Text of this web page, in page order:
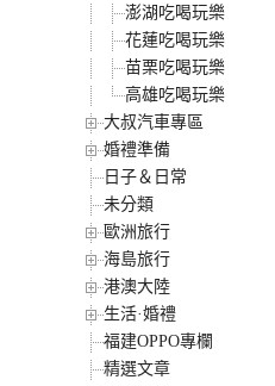
澎湖吃喝玩樂
花蓮吃喝玩樂
苗栗吃喝玩樂
高雄吃喝玩樂
大叔汽車專區
婚禮準備
日子＆日常
未分類
歐洲旅行
海島旅行
港澳大陸
生活·婚禮
福建OPPO專欄
精選文章